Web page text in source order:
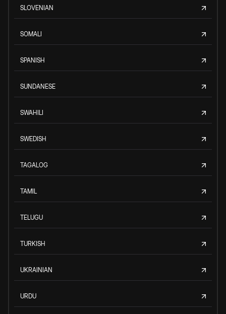
SLOVENIAN
SOMALI
SPANISH
SUNDANESE
SWAHILI
SWEDISH
TAGALOG
TAMIL
TELUGU
TURKISH
UKRAINIAN
URDU